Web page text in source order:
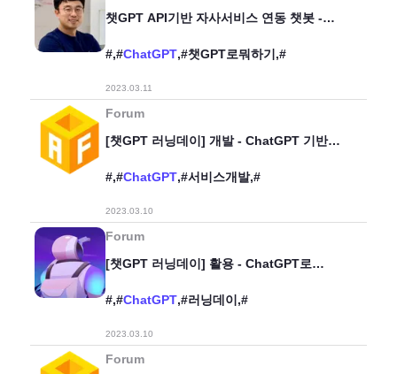
챗GPT API기반 자사서비스 연동 챗봇 -
#,#ChatGPT,#챗GPT로뭐하기,#
2023.03.11
Forum
[챗GPT 러닝데이] 개발 - ChatGPT 기반
#,#ChatGPT,#서비스개발,#
2023.03.10
Forum
[챗GPT 러닝데이] 활용 - ChatGPT로
#,#ChatGPT,#러닝데이,#
2023.03.10
Forum